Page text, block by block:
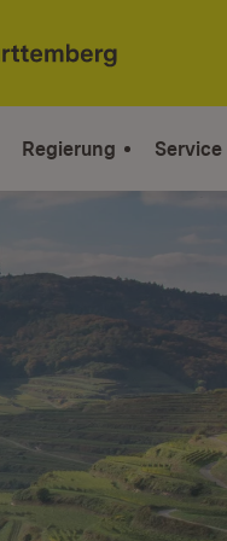
Regierung Service